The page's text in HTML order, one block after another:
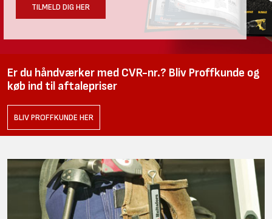
TILMELD DIG HER
Er du håndværker med CVR-nr.? Bliv Proffkunde og
køb ind til aftalepriser
BLIV PROFFKUNDE HER